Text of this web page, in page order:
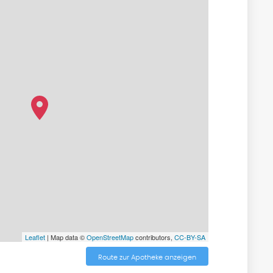
Leaflet| Map data ©OpenStreetMapcontributors, CC-BY-SA
Route zur Apotheke anzeigen